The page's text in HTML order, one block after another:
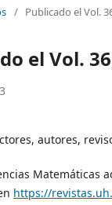
/ Publicado el Vol.
el Vol.
autores,
Matemáticas
https://